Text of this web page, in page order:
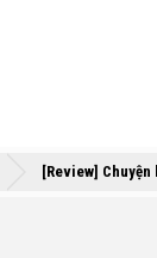
[Review]